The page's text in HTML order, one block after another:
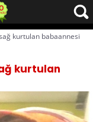
kurtulan babaannesi
kurtulan